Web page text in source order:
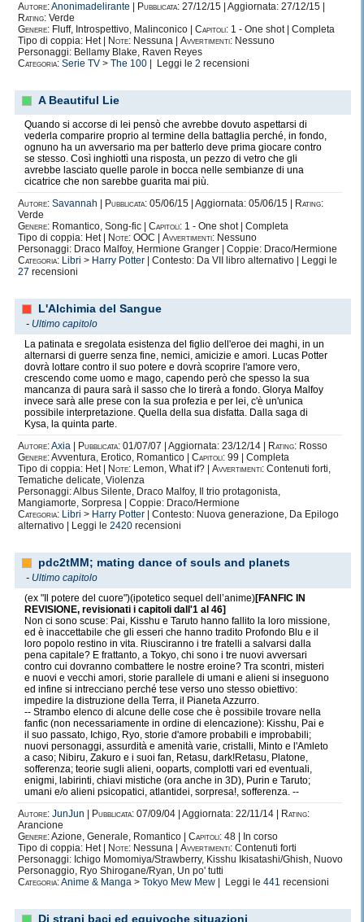
Autore:Anonimadelirante Pubblicata: 27/12/15 | Aggiornata: 27/12/15 |
Rating: Verde
Genere: Fluff, Introspettivo, Malinconico | Capitoli: 1 - One shot | Completa
Tipo di coppia: Het |
Note: Nessuna | Avvertimenti: Nessuno
Personaggi: Bellamy Blake, Raven Reyes
Categoria: Serie TV > The 100 | Leggi le 2 recensioni
A Beautiful Lie
Quando si accorse di lei pensò che avrebbe dovuto aspettarsi di
vederla comparire proprio al termine della battaglia perché, in fondo,
ognuno ha un avversario ma per batterlo deve prima giocare contro
se stesso. Così inghiottì una risposta, un pezzo di vetro che gli
avrebbe lasciato quelle parole in bocca nelle sembianze di una
cicatrice che non sarebbe guarita mai più.
Autore: Savannah Pubblicata: 05/06/15 | Aggiornata: 05/06/15 |
Rating:
Verde
Genere: Romantico, Song-fic | Capitoli: 1 - One shot | Completa
Tipo di coppia: Het |
Note: OOC | Avvertimenti: Nessuno
Personaggi: Draco Malfoy, Hermione Granger | Coppie: Draco/Hermione
Categoria: Libri > Harry Potter | Contesto: Da VII libro alternativo | Leggi le
27 recensioni
L'Alchimia del Sangue
- Ultimo capitolo
La patinata e sregolata esistenza del figlio dell'eroe dei maghi, in un
alternarsi di guerre senza fine, nemici, amicizie e amori. Lucas Potter
dovrà lottare contro il suo potere e dovrà scoprire l'amore vero,
crescendo come uomo e mago, capendo però che spesso la sua
mancanza di paura sarà il sasso che lo tirerà a fondo. Glorya Malfoy
invece sarà alle prese con la sua profezia e per lei, c'è un'unica
possibile interpretazione. Quella della sua disfatta. Dalla saga di
Kysa, la quinta parte.
Autore:Axia Pubblicata: 01/07/07 | Aggiornata: 23/12/14 | Rating: Rosso
Genere:Avventura, Erotico, Romantico | Capitoli: 99 | Completa
Tipo di coppia: Het |
Note: Lemon, What if? | Avvertimenti: Contenuti forti,
Tematiche delicate, Violenza
Personaggi: Albus Silente, Draco Malfoy, Il trio protagonista,
Mangiamorte, Sorpresa | Coppie: Draco/Hermione
Categoria: Libri > Harry Potter | Contesto: Nuova generazione, Da Epilogo
alternativo | Leggi le 2420 recensioni
pdc2tMM; mating dance of souls and planets
- Ultimo capitolo
(ex "Il potere del cuore")(ipotetico sequel dell’anime)[FANFIC IN
REVISIONE, revisionati i capitoli dall'1 al 46]
Non ci sono scuse: Pai, Kisshu e Taruto hanno fallito la loro missione,
ed è inaccettabile che gli esseri che hanno tradito Profondo Blu e il
loro popolo restino in vita. Riusciranno i tre fratelli a salvarsi dalla
pena capitale? E frattanto, a Tokyo, chi sono i tre nuovi avversari
contro cui dovranno combattere le nostre eroine? Tra scontri, misteri
e nuovi e vecchi amori, storie parallele di umani e alieni si inseguono
ed infine si intrecciano perché tese verso uno stesso obiettivo:
impedire la distruzione della Terra, il Pianeta Azzurro.
-- Strambo elenco di alcune delle cose che è possibile trovare nella
fanfic (non necessariamente in ordine di elencazione): Kisshu, Pai e
il suo passato, Ichigo, Ryo, storie d'amore probabili e improbabili;
nuovi personaggi, assurdità e amenità varie, cristalli, Minto e l'Amleto
a caso; Nibiru, Zakuro e i suoi fan, Retasu, dark!Retasu, Platone,
sofferenza; teorie sugli alieni, ooparts, complotti vari ed eventuali,
enigmi, labirinti, chiavi mistiche (ora anche in 3D), Purin e Taruto;
umani e/o alieni psicopatici, atlantidei, sorpresa!, sofferenza. --
Autore: JunJun Pubblicata: 07/09/04 | Aggiornata: 22/11/14 |
Rating:
Arancione
Genere:Azione, Generale, Romantico | Capitoli: 48 | In corso
Tipo di coppia: Het |
Note: Nessuna | Avvertimenti: Contenuti forti
Personaggi: Ichigo Momomiya/Strawberry, Kisshu Ikisatashi/Ghish, Nuovo
Personaggio, Ryo Shirogane/Ryan, Un po' tutti
Categoria:Anime & Manga > Tokyo Mew Mew | Leggi le 441 recensioni
Di strani baci ed equivoche situazioni